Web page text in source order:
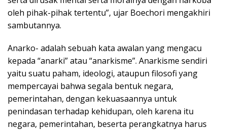
oleh pihak-pihak tertentu”, ujar Boechori mengakhiri
sambutannya.
Anarko- adalah sebuah kata awalan yang mengacu
kepada “anarki” atau “anarkisme”. Anarkisme sendiri
yaitu suatu paham, ideologi, ataupun filosofi yang
mempercayai bahwa segala bentuk negara,
pemerintahan, dengan kekuasaannya untuk
penindasan terhadap kehidupan, oleh karena itu
negara, pemerintahan, beserta perangkatnya harus